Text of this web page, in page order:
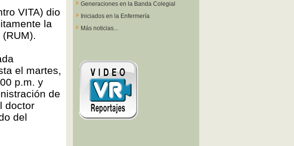
VITA) dio
la
el martes,
p.m. y
de
doctor
del
Generaciones en la Banda Colegial
Iniciados en la Enfermería
Más noticias...